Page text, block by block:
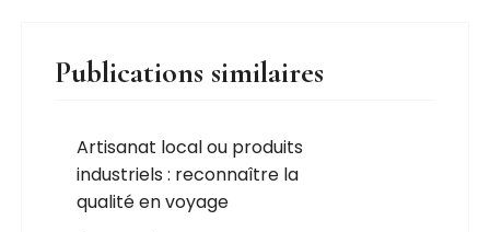
Publications similaires
Artisanat local ou produits
industriels : reconnaître la
qualité en voyage